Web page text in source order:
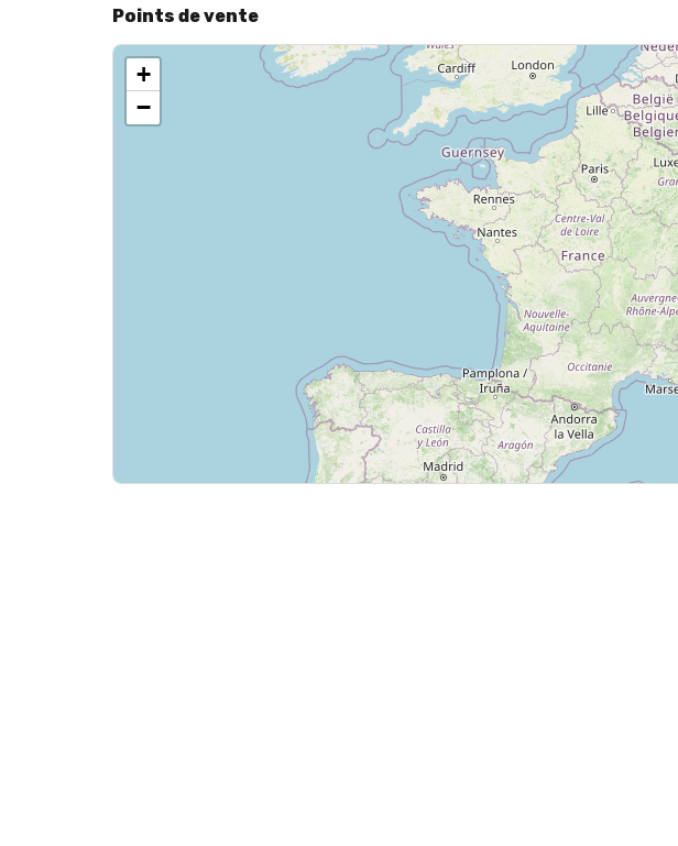
Points de vente
+
−